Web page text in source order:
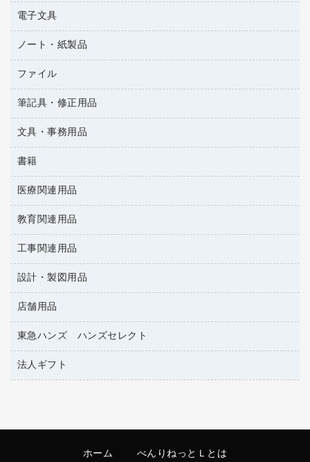
ハンドソープ・石鹸
トイレ用品
トイレ用洗剤
ティッシュペーパー
ダストボックス
タオル・アメニティ用品
スリッパ・サンダル・シューズ
スポーツ・レジャー用品
ゴミ袋
キッチン用品
タイムレコーダー
シュレッダ
ＯＨＰ用品
乾電池・充電池
フィルム・カメラ用品
デスクライト
アルバム
懐中電灯・ライト
掃除機・クリーナー
空調・季節家電
その他電化製品
キッチン・調理家電
ＯＡタップ／延長コード
電子文具
電卓
ラベルテープ
その他電子文具
ノート・紙製品
封筒
粘着メモ
伝票
典礼用品
帳簿
額縁
各種用紙
ルーズリーフ
ファイル
名刺整理用品
板目表紙・綴込表紙
背幅が伸びるファイル
統一伝票用ファイル
収納保存用品
レターファイル
リングファイル
プレゼン用ファイル
ファイルボックス
パイプ式ファイル
その他ファイル
クリヤーブック（差替式）
筆記具・修正用品
万年筆
筆ペン
消しゴム
修正液・修正ペン
修正テープ
鉛筆
マーキングペン（油性）
マーキングペン（水性）
ボールペン（油性）
文具・事務用品
輪ゴム
両面テープ
名札
保管・整理用品
壁面／足元収納
備品／小物ケース
透明テープ 事務用
電話台
書籍
雑誌
パソコンソフト
医療関連用品
保健用品
使い捨て手袋
感染症対策用品
介護用品
医療関連用品
教育関連用品
教育関連用品
工事関連用品
工事関連用品
屋外用品
設計・製図用品
設計・製図用品
店舗用品
店舗運営用品
陳列什器
紙手提げ袋
東急ハンズ ハンズセレクト
東急ハンズ
法人ギフト
ホーム べんりねっとＬとは